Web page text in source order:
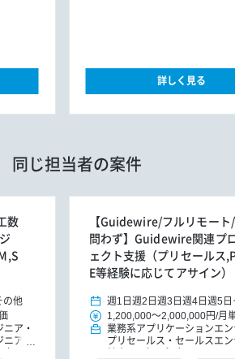
詳しく見る
同じ担当者の案件
数
の他
ニア
ア
【Guidewire/フルリモート
問わず】Guidewire関連プ
ェクト支援（プリセールス
E等経験に応じてアサイン）
週1日 週2日 週3日 週4日 週5日
1,200,000～2,000,000円/月
業務系アプリケーションエン
プリセールス・セールスエン